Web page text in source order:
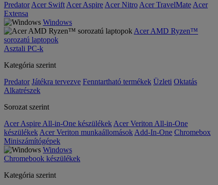
Predator Acer Swift Acer Aspire Acer Nitro Acer TravelMate Acer
Extensa
Windows
Acer AMD Ryzen™
sorozatú laptopok
Asztali PC-k
Kategória szerint
Predator Játékra tervezve Fenntartható termékek Üzleti Oktatás
Alkatrészek
Sorozat szerint
Acer Aspire All-in-One készülékek Acer Veriton All-in-One
készülékek Acer Veriton munkaállomások Add-In-One Chromebox
Miniszámítógépek
Windows
Chromebook készülékek
Kategória szerint